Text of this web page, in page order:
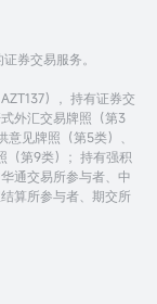
券交易服务。
），持有证券交
外汇交易牌照（第3
见牌照（第5类）、
（第9类）；持有强积
通交易所参与者、中
算所参与者、期交所